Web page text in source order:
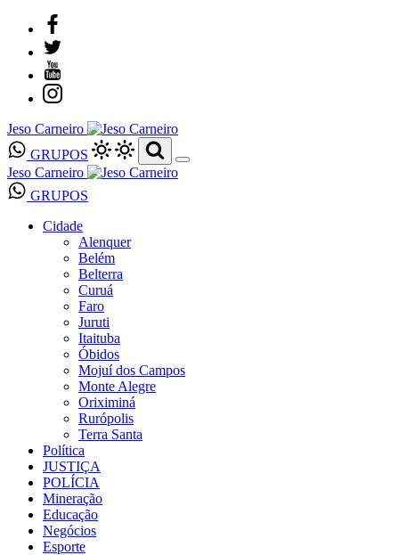
Jeso Carneiro
GRUPOS
Jeso Carneiro
GRUPOS
Cidade
Alenquer
Belém
Belterra
Curuá
Faro
Juruti
Itaituba
Óbidos
Mojuí dos Campos
Monte Alegre
Oriximiná
Rurópolis
Terra Santa
Política
JUSTIÇA
POLÍCIA
Mineração
Educação
Negócios
Esporte